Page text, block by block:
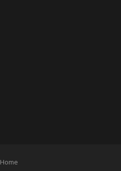
Home